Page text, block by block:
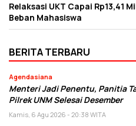
Relaksasi UKT Capai Rp13,41
Beban Mahasiswa
BERITA TERBARU
Agendasiana
Menteri Jadi Penentu, Panitia
Pilrek UNM Selesai Desember
Kamis, 6 Agu 2026 - 20:38 WITA